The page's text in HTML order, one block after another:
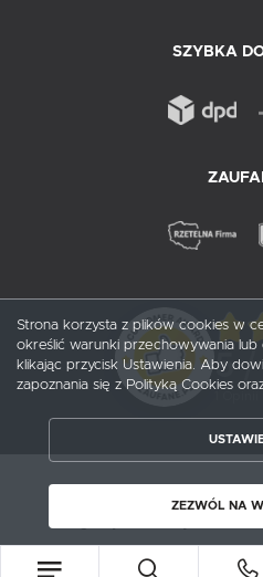
SZYBKA
5/
Copyright by
Strona korzysta z plików cookies w
określić warunki przechowywania
klikając przycisk Ustawienia. Aby
zapoznania się z Polityką Cookies
ZEZWÓL NA